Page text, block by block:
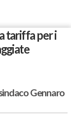
tariffa per i
Gennaro